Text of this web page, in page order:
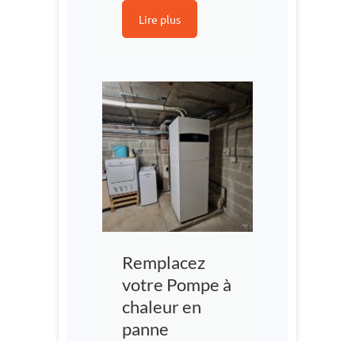
Lire plus
Remplacez
votre Pompe à
chaleur en
panne